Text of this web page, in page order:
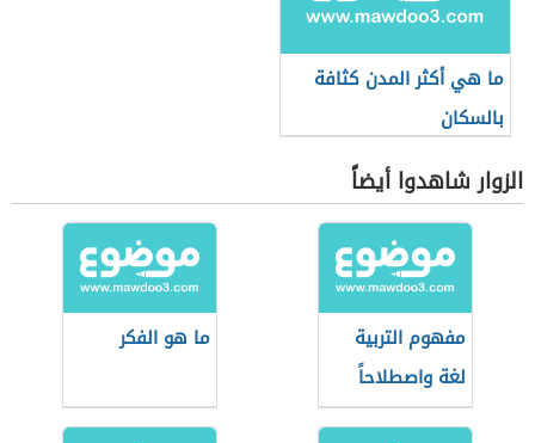
ما هي أكثر المدن كثافة
بالسكان
الزوار شاهدوا أيضاً
مفهوم التربية
لغة واصطلاحاً
ما هو الفكر